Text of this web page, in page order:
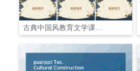
古典中国风教育文学课件PPT